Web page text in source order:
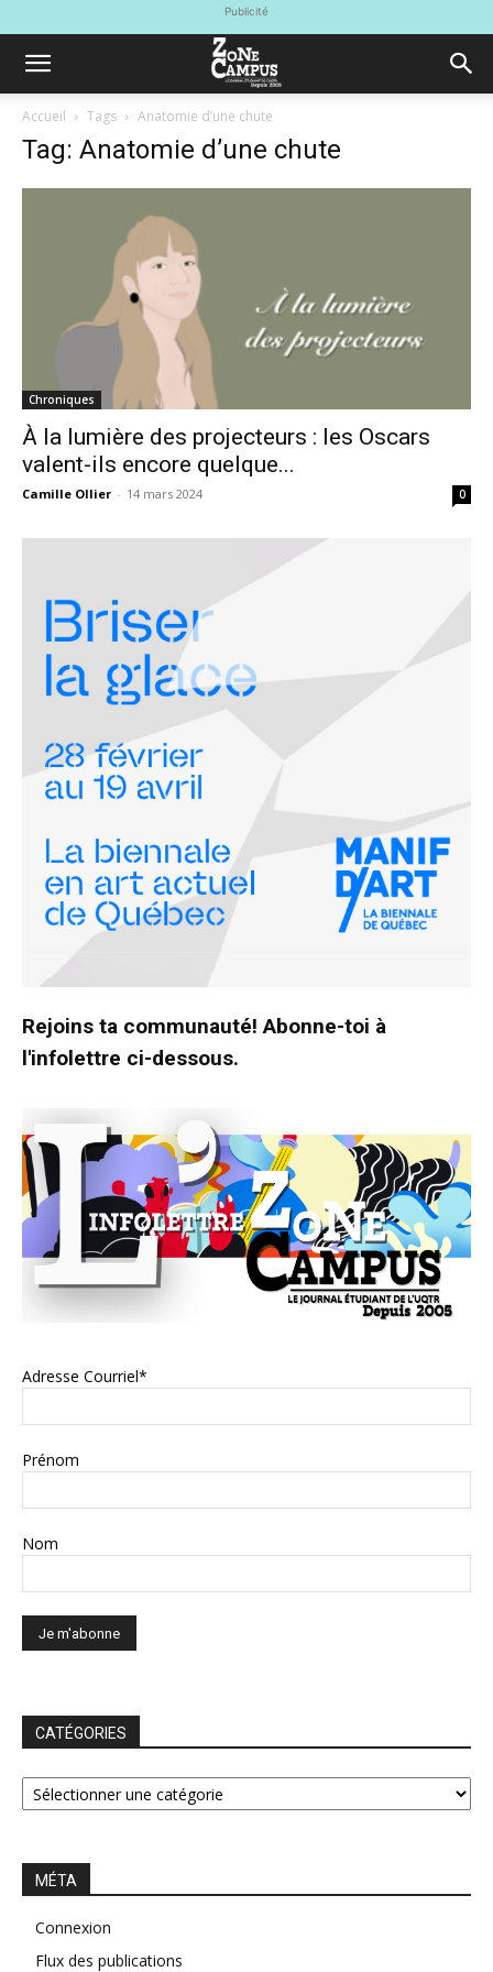
Publicité
Accueil Tags Anatomie d’une chute
Tag: Anatomie d’une chute
Chroniques
À la lumière des projecteurs : les Oscars
valent-ils encore quelque...
Camille Ollier - 14 mars 2024 0
Rejoins ta communauté! Abonne-toi à
l'infolettre ci-dessous.
Adresse Courriel*
Prénom
Nom
CATÉGORIES
CATÉGORIES
MÉTA
Connexion
Flux des publications